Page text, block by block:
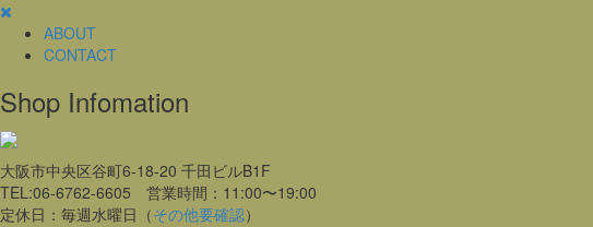
ABOUT
CONTACT
Shop Infomation
大阪市中央区谷町6-18-20 千田ビルB1F
TEL:06-6762-6605 営業時間：11:00〜19:00
定休日：毎週水曜日（その他要確認）